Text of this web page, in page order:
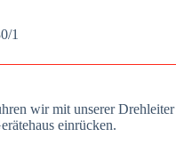
1
wir mit unse­rer Dreh­lei­ter
ein­rü­cken.